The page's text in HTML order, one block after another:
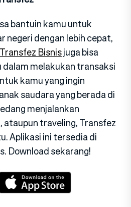
bantuin kamu untuk
negeri dengan lebih cepat,
Transfez Bisnisjuga bisa
dalam melakukan transaksi
kamu yang ingin
saudara yang berada di
menjalankan
ataupun traveling, Transfez
Aplikasi ini tersedia di
Download sekarang!